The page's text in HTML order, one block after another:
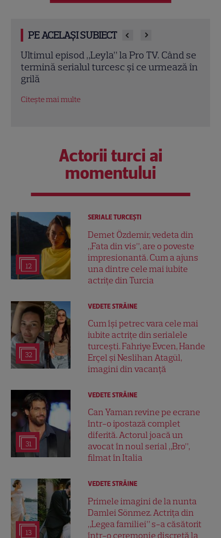
PE ACELAȘI SUBIECT
A apărut revista TVmania nr. 30. Irina
Rimes este vedeta copertei, iar Iuliana
Pepene și marile premiere TV
Actorii turci ai
momentului
12
SERIALE TURCEŞTI
Demet Özdemir, vedeta din
„Fata din vis”, are o poveste
impresionantă. Cum a ajuns
una dintre cele mai iubite
actrițe din Turcia
32
VEDETE STRĂINE
Cum își petrec vara cele mai
iubite actrițe din serialele
turcești. Fahriye Evcen, Hande
Erçel și Neslihan Atagül,
imagini din vacanță
31
VEDETE STRĂINE
Can Yaman revine pe ecrane
într-o ipostază complet
diferită. Actorul joacă un
avocat în noul serial „Bro”,
filmat în Italia
13
VEDETE STRĂINE
Primele imagini de la nunta
Damlei Sönmez. Actrița din
„Legea familiei” s-a căsătorit
într-o ceremonie discretă la